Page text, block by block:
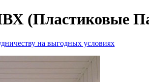
(Пластиковые
на выгодных условиях